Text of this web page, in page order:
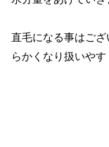
直毛になる事はご
らかくなり扱いやす